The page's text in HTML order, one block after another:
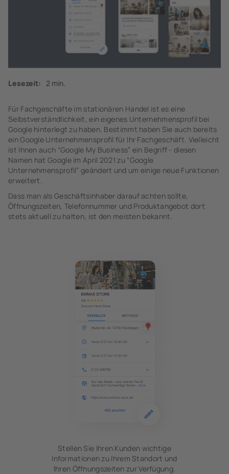
Lesezeit: 2 min.
Für Fachgeschäfte im stationären Handel ist es eine
Selbstverständlichkeit, ein eigenes Unternehmensprofil bei
Google hinterlegt zu haben. Bestimmt haben Sie auch bereits
ein Google Unternehmensprofil für Ihr Fachgeschäft. Vielleicht
ist Ihnen auch “Google My Business” ein Begriff - diesen
Namen hat Google im April 2021 zu “Google
Unternehmensprofil” geändert und um einige neue Funktionen
erweitert.
Dass man als Geschäftsinhaber darauf achten sollte,
Öffnungszeiten, Telefonnummer und Produktangebot dort
stets aktuell zu halten, ist den meisten bekannt.
Stellen Sie Ihren Kunden wichtige
Informationen zu Ihrem Standort und
Ihren Öffnungszeiten zur Verfügung.